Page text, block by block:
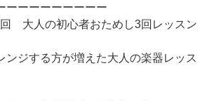
ーーーーーーーーー
大人の初心者おためし3回レッスン
ンジする方が増えた大人の楽器レッス